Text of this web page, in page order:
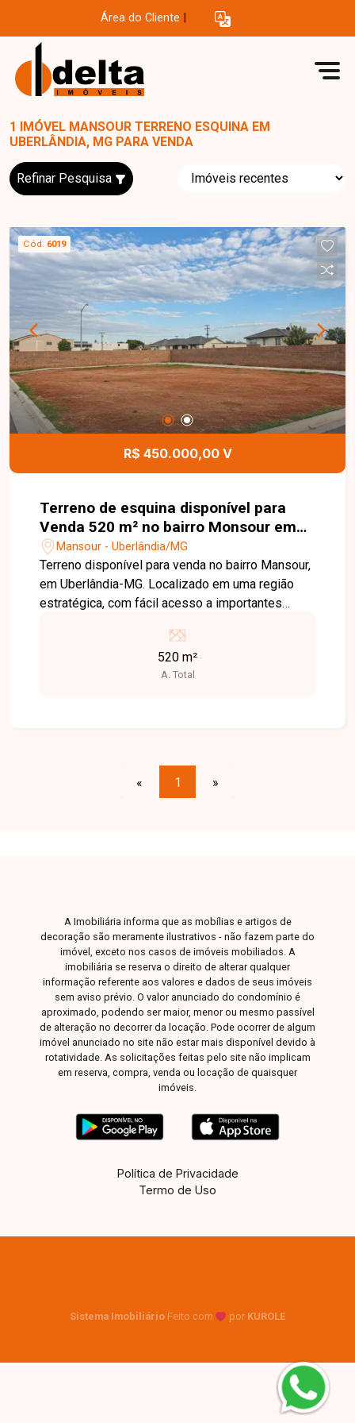
Área do Cliente
1 IMÓVEL MANSOUR TERRENO ESQUINA EM
UBERLÂNDIA, MG PARA VENDA
Refinar Pesquisa
Cód. 6019
R$ 450.000,00 V
Terreno de esquina disponível para
Venda 520 m² no bairro Monsour em
Uberlândia-MG
Mansour - Uberlândia/MG
Terreno disponível para venda no bairro Mansour,
em Uberlândia-MG. Localizado em uma região
estratégica, com fácil acesso a importantes
visibilidade e acessibilidade. O bairro conta com
infraestrutura completa, incluindo escolas,
comércios, serviços de saúde e opções de lazer,
520 m²
A. Total
« 1 »
A Imobiliária informa que as mobílias e artigos de
decoração são meramente ilustrativos - não fazem parte do
imóvel, exceto nos casos de imóveis mobiliados. A
imobiliária se reserva o direito de alterar qualquer
informação referente aos valores e dados de seus imóveis
sem aviso prévio. O valor anunciado do condomínio é
aproximado, podendo ser maior, menor ou mesmo passível
de alteração no decorrer da locação. Pode ocorrer de algum
imóvel anunciado no site não estar mais disponível devido à
rotatividade. As solicitações feitas pelo site não implicam
em reserva, compra, venda ou locação de quaisquer
imóveis.
Política de Privacidade
Termo de Uso
Sistema Imobiliário Feito com por KUROLE